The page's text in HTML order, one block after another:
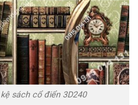
sách cổ điển 3D240